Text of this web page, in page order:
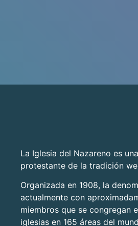
La Iglesia del Nazareno es
protestante de la tradición
Organizada en 1908, la
actualmente con
miembros que se congregan
iglesias en 165 áreas del